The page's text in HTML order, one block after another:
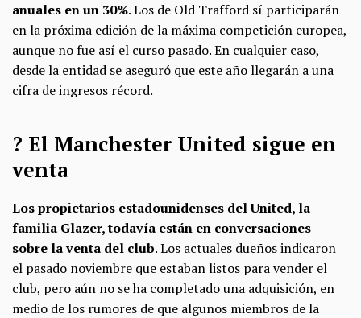
anuales en un 30%. Los de Old Trafford sí participarán
en la próxima edición de la máxima competición europea,
aunque no fue así el curso pasado. En cualquier caso,
desde la entidad se aseguró que este año llegarán a una
cifra de ingresos récord.
? El Manchester United sigue en
venta
Los propietarios estadounidenses del United, la
familia Glazer, todavía están en conversaciones
sobre la venta del club. Los actuales dueños indicaron
el pasado noviembre que estaban listos para vender el
club, pero aún no se ha completado una adquisición, en
medio de los rumores de que algunos miembros de la